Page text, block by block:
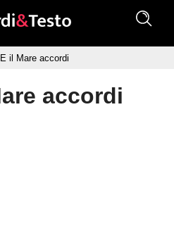
il Mare accordi
accordi